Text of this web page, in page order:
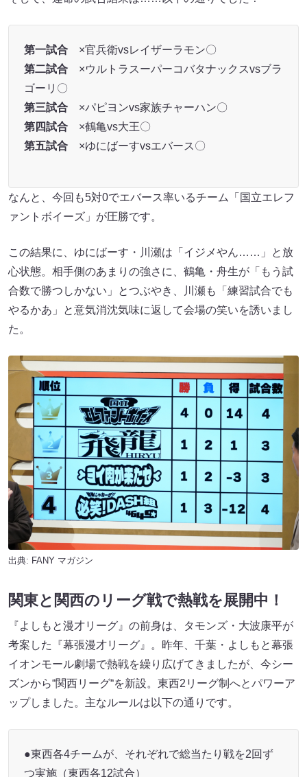
第一試合×官兵衛vsレイザーラモン〇
第二試合×ウルトラスーパーコバタナックスvsブラ
ゴーリ〇
第三試合×パピヨンvs家族チャーハン〇
第四試合×鶴亀vs大王〇
第五試合×ゆにばーすvsエバース〇
なんと、今回も5対0でエバース率いるチーム「国立エレフ
ァントボイーズ」が圧勝です。
この結果に、ゆにばーす・川瀬は「イジメやん……」と放
心状態。相手側のあまりの強さに、鶴亀・舟生が「もう試
合数で勝つしかない」とつぶやき、川瀬も「練習試合でも
やるかあ」と意気消沈気味に返して会場の笑いを誘いまし
た。
出典: FANY マガジン
関東と関西のリーグ戦で熱戦を展開中！
『よしもと漫才リーグ』の前身は、タモンズ・大波康平が
考案した『幕張漫才リーグ』。昨年、千葉・よしもと幕張
イオンモール劇場で熱戦を繰り広げてきましたが、今シー
ズンから“関西リーグ“を新設。東西2リーグ制へとパワーア
ップしました。主なルールは以下の通りです。
●東西各4チームが、それぞれで総当たり戦を2回ず
つ実施（東西各12試合）